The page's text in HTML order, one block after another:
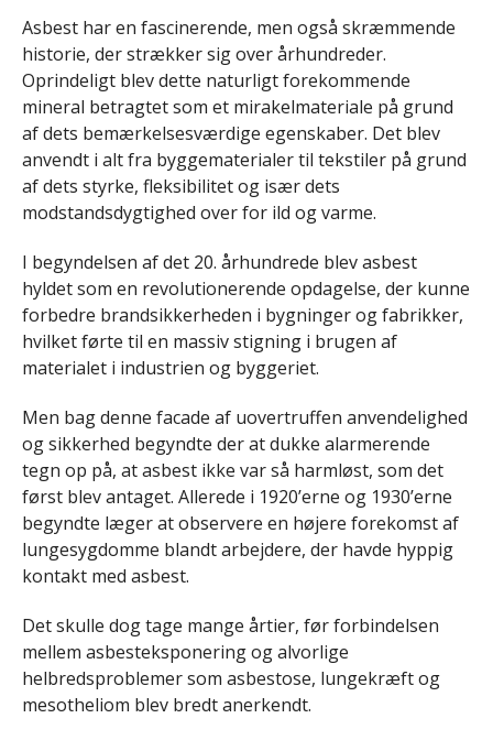
Asbest har en fascinerende, men også skræmmende
historie, der strækker sig over århundreder.
Oprindeligt blev dette naturligt forekommende
mineral betragtet som et mirakelmateriale på grund
af dets bemærkelsesværdige egenskaber. Det blev
anvendt i alt fra byggematerialer til tekstiler på grund
af dets styrke, fleksibilitet og især dets
modstandsdygtighed over for ild og varme.
I begyndelsen af det 20. århundrede blev asbest
hyldet som en revolutionerende opdagelse, der kunne
forbedre brandsikkerheden i bygninger og fabrikker,
hvilket førte til en massiv stigning i brugen af
materialet i industrien og byggeriet.
Men bag denne facade af uovertruffen anvendelighed
og sikkerhed begyndte der at dukke alarmerende
tegn op på, at asbest ikke var så harmløst, som det
først blev antaget. Allerede i 1920’erne og 1930’erne
begyndte læger at observere en højere forekomst af
lungesygdomme blandt arbejdere, der havde hyppig
kontakt med asbest.
Det skulle dog tage mange årtier, før forbindelsen
mellem asbesteksponering og alvorlige
helbredsproblemer som asbestose, lungekræft og
mesotheliom blev bredt anerkendt.